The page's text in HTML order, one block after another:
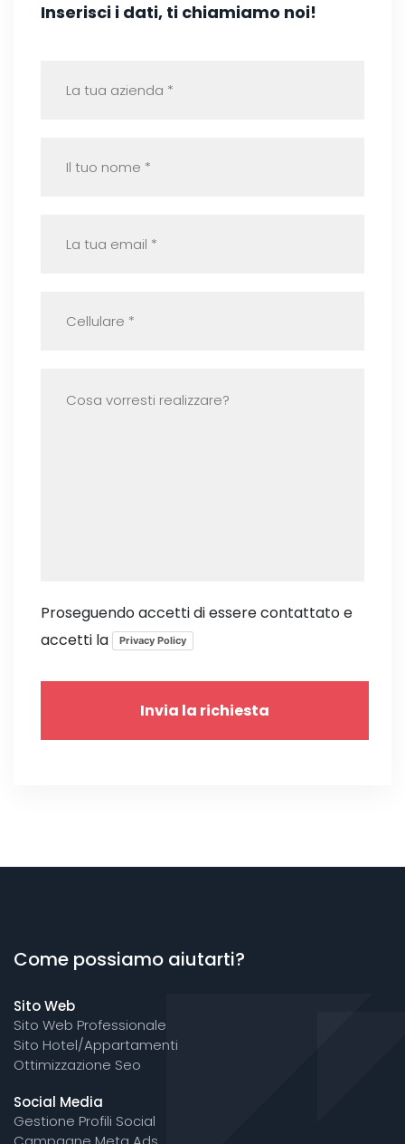
Inserisci i dati, ti chiamiamo noi!
Proseguendo accetti di essere contattato e
accetti la
Privacy Policy
Invia la richiesta
Come possiamo aiutarti?
Sito Web
Sito Web Professionale
Sito Hotel/Appartamenti
Ottimizzazione Seo
Social Media
Gestione Profili Social